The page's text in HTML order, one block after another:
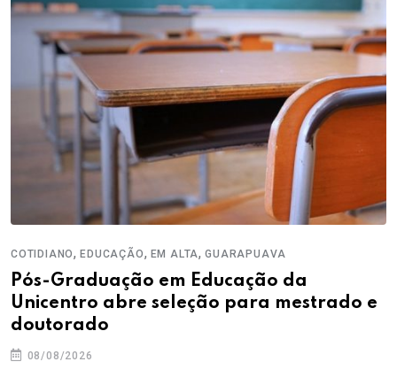
COTIDIANO,EDUCAÇÃO, EM ALTA,GUARAPUAVA
Pós-Graduação em Educação da
Unicentro abre seleção para mestrado e
doutorado
08/08/2026